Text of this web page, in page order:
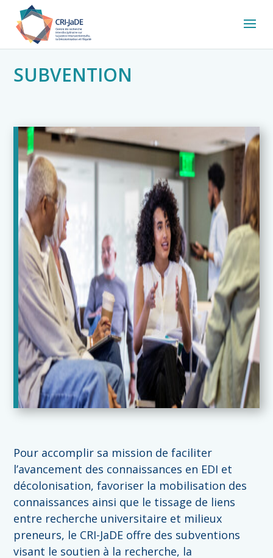
SUBVENTION
Pour accomplir sa mission de faciliter
l’avancement des connaissances en EDI et
décolonisation, favoriser la mobilisation des
connaissances ainsi que le tissage de liens
entre recherche universitaire et milieux
preneurs, le CRI-JaDE offre des subventions
visant le soutien à la recherche, la